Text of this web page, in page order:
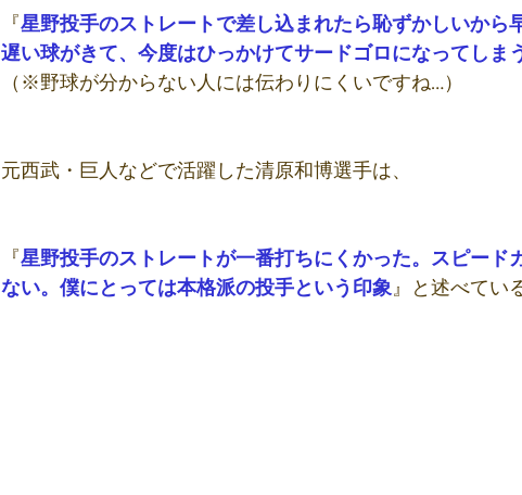
『星野投手のストレートで差し込まれたら恥ずかしいから
遅い球がきて、今度はひっかけてサードゴロになってしま
（※野球が分からない人には伝わりにくいですね…）
元西武・巨人などで活躍した清原和博選手は、
『星野投手のストレートが一番打ちにくかった。スピード
ない。僕にとっては本格派の投手という印象』と述べてい